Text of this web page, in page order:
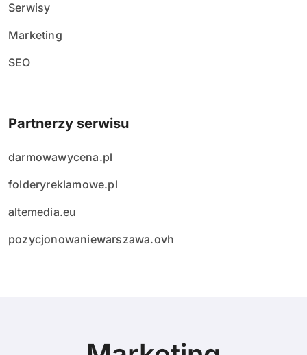
Serwisy
Marketing
SEO
Partnerzy serwisu
darmowawycena.pl
folderyreklamowe.pl
altemedia.eu
pozycjonowaniewarszawa.ovh